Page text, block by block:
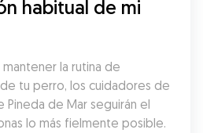
habitual de mi
la rutina de
tu perro, los cuidadores de
de Mar seguirán el
lo más fielmente posible.